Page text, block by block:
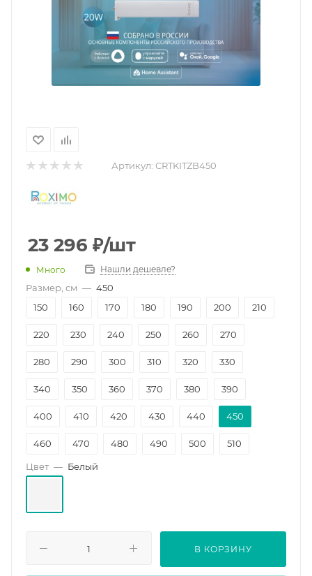
Артикул: CRTKITZB450
23 296 ₽/шт
Много Нашли дешевле?
Размер, см — 450
150
160 170 180 190 200 210
220 230 240 250 260 270
280 290 300 310 320 330
340 350 360 370 380 390
400 410 420 430 440 450
460 470 480 490 500 510
520 530
Цвет — Белый
В КОРЗИНУ